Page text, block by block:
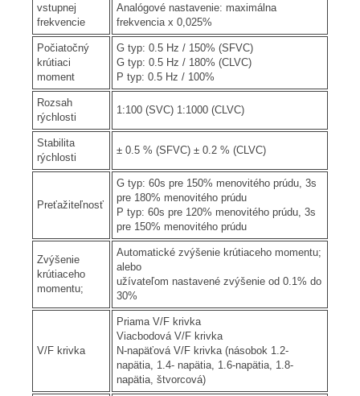
vstupnej
frekvencie
Analógové nastavenie: maximálna
frekvencia x 0,025%
Počiatočný
krútiaci
moment
G typ: 0.5 Hz / 150% (SFVC)
G typ: 0.5 Hz / 180% (CLVC)
P typ: 0.5 Hz / 100%
Rozsah
rýchlosti
1:100 (SVC) 1:1000 (CLVC)
Stabilita
rýchlosti
± 0.5 % (SFVC) ± 0.2 % (CLVC)
Preťažiteľnosť
G typ: 60s pre 150% menovitého prúdu, 3s
pre 180% menovitého prúdu
P typ: 60s pre 120% menovitého prúdu, 3s
pre 150% menovitého prúdu
Zvýšenie
krútiaceho
momentu;
Automatické zvýšenie krútiaceho momentu;
alebo
užívateľom nastavené zvýšenie od 0.1% do
30%
V/F krivka
Priama V/F krivka
Viacbodová V/F krivka
N-napäťová V/F krivka (násobok 1.2-
napätia, 1.4- napätia, 1.6-napätia, 1.8-
napätia, štvorcová)